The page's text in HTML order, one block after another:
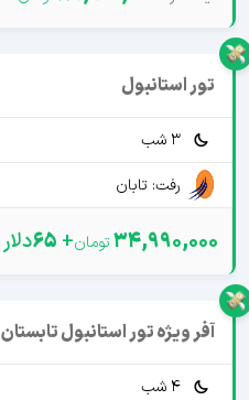
تور استانبول
3 شب
رفت: تابان
34,990,000
+
65دلار
آفر ویژه تور استانبول تابستان 1405
4 شب